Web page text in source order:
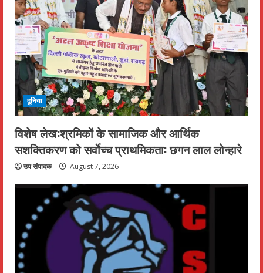
दुनिया
विशेष लेख:श्रमिकों के सामाजिक और आर्थिक
सशक्तिकरण को सर्वाेच्च प्राथमिकता: छगन लाल लोन्हारे
उप संपादक August 7, 2026